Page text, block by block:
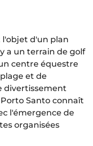
l'objet d'un plan
a un terrain de golf
centre équestre
et de
divertissement
Santo connaît
l'émergence de
organisées